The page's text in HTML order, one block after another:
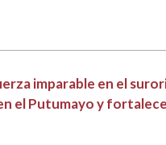
imparable en el
el Putumayo y